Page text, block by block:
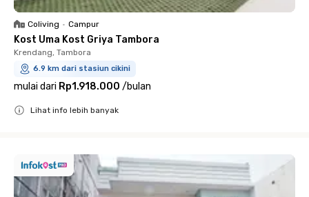
Coliving • Campur
Kost Uma Kost Griya Tambora
Krendang, Tambora
6.9 km dari stasiun cikini
mulai dari Rp1.918.000 /bulan
Lihat info lebih banyak